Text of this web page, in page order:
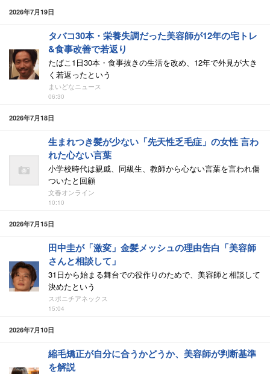
2026年7月19日
タバコ30本・栄養失調だった美容師が12年の宅トレ
&食事改善で若返り
たばこ1日30本・食事抜きの生活を改め、12年で外見が大き
く若返ったという
まいどなニュース
06:30
2026年7月18日
生まれつき髪が少ない「先天性乏毛症」の女性 言わ
れた心ない言葉
小学校時代は親戚、同級生、教師から心ない言葉を言われ傷
ついたと回顧
文春オンライン
10:10
2026年7月15日
田中圭が「激変」金髪メッシュの理由告白「美容師
さんと相談して」
31日から始まる舞台での役作りのためで、美容師と相談して
決めたという
スポニチアネックス
15:04
2026年7月10日
縮毛矯正が自分に合うかどうか、美容師が判断基準
を解説